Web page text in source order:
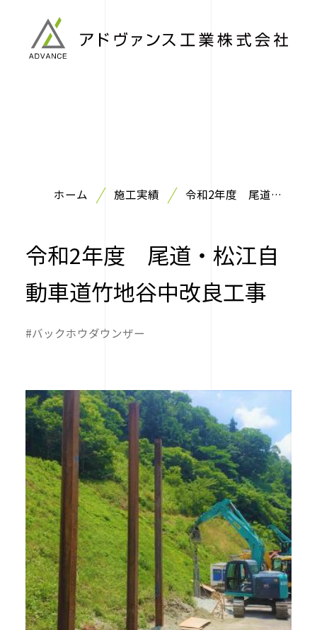
ホーム 施工実績
令和2年度 尾道・
令和2年度 尾道・松江自
動車道竹地谷中改良工事
#バックホウダウンザー